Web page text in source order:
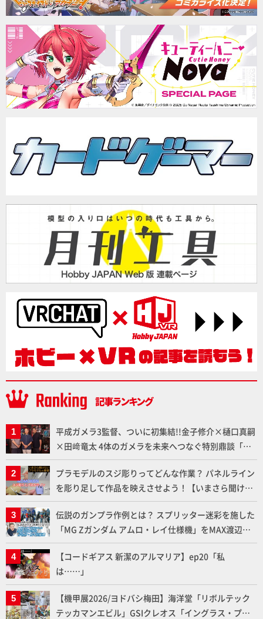
平成ガメラ3監督、ついに初集結!!金子修介×樋口真嗣
×田﨑竜太 4体のガメラを未来へつなぐ特別鼎談「ガ
メラ永久保存化プロジェクト FINAL」
プラモデルのスジ彫りってどんな作業？ パネルライン
を彫り足して作品を映えさせよう！【いまさら聞けな
いプラモデルの基礎：スジ彫りとパネルライン】
伝説のガンプラ作例とは？ スプリッター迷彩を施した
「MG Zガンダム アムロ・レイ仕様機」をMAX渡辺が
ふたたび塗る!!【試し読み】
【コードギアス 新潔のアルマリア】ep20「私
は……」
【機甲展2026/ヨドバシ梅田】海洋堂「リボルテック
テッカマンエビル」GSIクレオス「イングラス・プラ